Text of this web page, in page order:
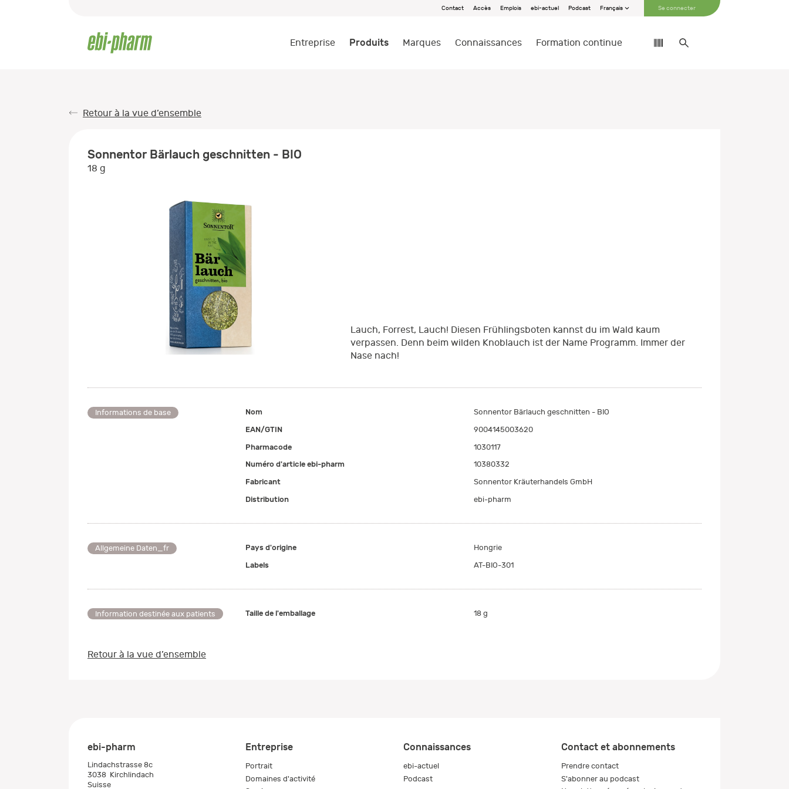
Contact Accès Emplois ebi-actuel Podcast Français Se connecter
Entreprise Produits Marques Connaissances Formation continue
Retour à la vue d’ensemble
Sonnentor Bärlauch geschnitten - BIO
18 g
Lauch, Forrest, Lauch! Diesen Frühlingsboten kannst du im Wald kaum
verpassen. Denn beim wilden Knoblauch ist der Name Programm. Immer der
Nase nach!
Informations de base Nom
Sonnentor Bärlauch geschnitten - BIO
EAN/GTIN
9004145003620
Pharmacode
1030117
Numéro d'article ebi-pharm
10380332
Fabricant
Sonnentor Kräuterhandels GmbH
Distribution
ebi-pharm
Allgemeine Daten_fr Pays d'origine
Hongrie
Labels
AT-BIO-301
Information destinée aux patients Taille de l'emballage 18 g
Retour à la vue d’ensemble
ebi-pharm
Lindachstrasse 8c
3038 Kirchlindach
Suisse
Entreprise
Portrait
Domaines d'activité
Connaissances
ebi-actuel
Podcast
Contact et abonnements
Prendre contact
S'abonner au podcast